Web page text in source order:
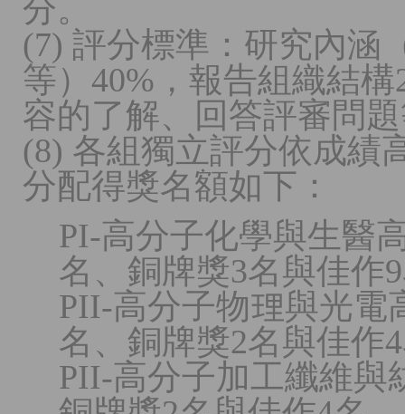
分。
(7) 評分標準：研究內涵
等）40%，報告組織結
容的了解、回答評審問
(8) 各組獨立評分依成績
分配得獎名額如下：
PI-高分子化學與生醫
名、銅牌獎3名與佳作
PII-高分子物理與光電
名、銅牌獎2名與佳作
PII-高分子加工纖維與